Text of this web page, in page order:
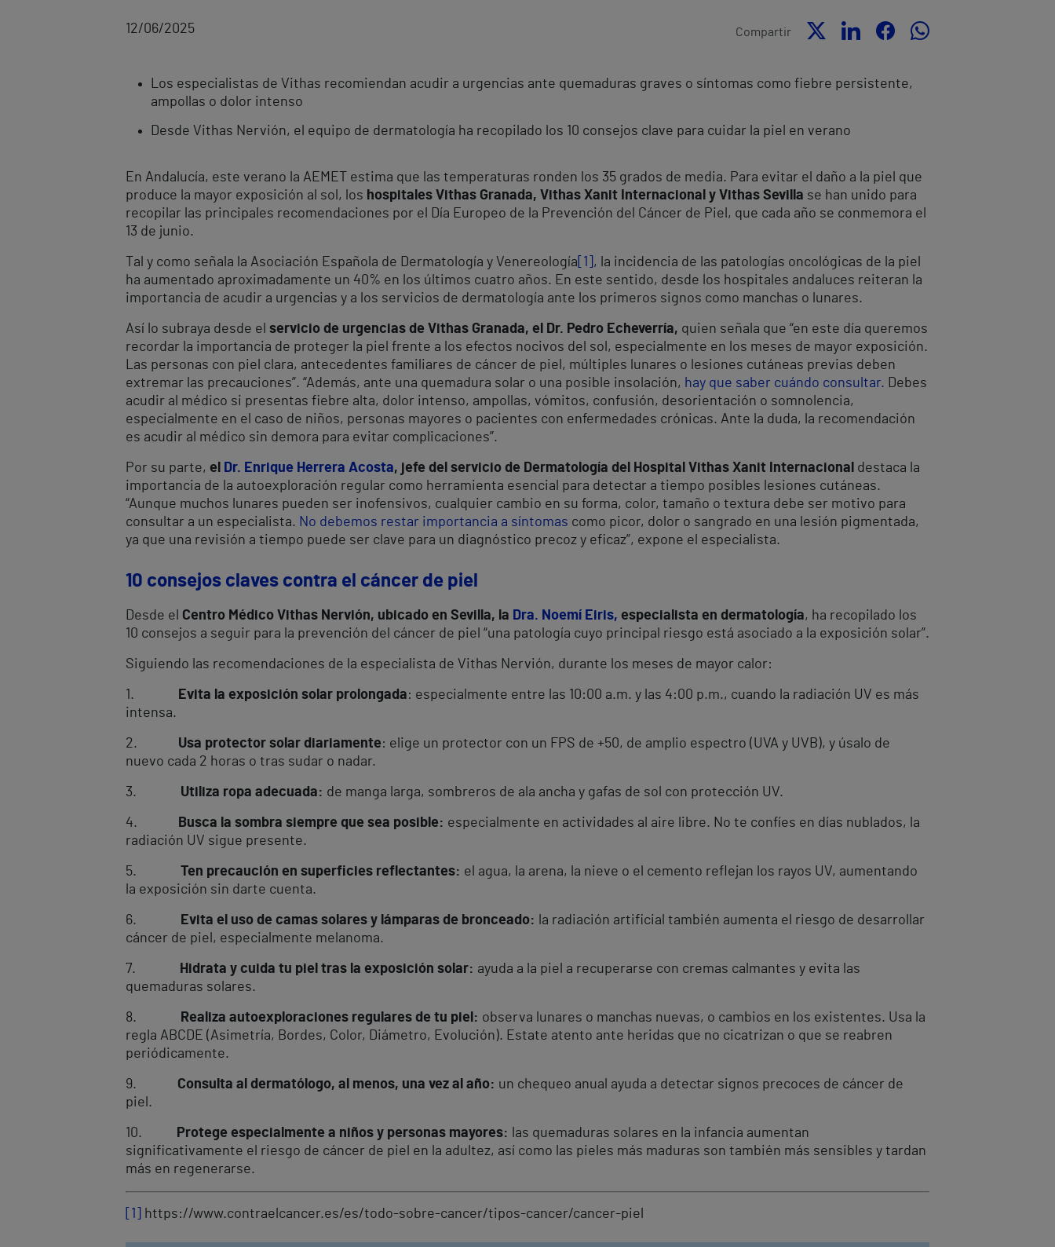
12/06/2025 Compartir
Los especialistas de Vithas recomiendan acudir a urgencias ante quemaduras graves o síntomas como fiebre persistente,
ampollas o dolor intenso
Desde Vithas Nervión, el equipo de dermatología ha recopilado los 10 consejos clave para cuidar la piel en verano
En Andalucía, este verano la AEMET estima que las temperaturas ronden los 35 grados de media. Para evitar el daño a la piel que
produce la mayor exposición al sol, los hospitales Vithas Granada, Vithas Xanit Internacional y Vithas Sevilla se han unido para
recopilar las principales recomendaciones por el Día Europeo de la Prevención del Cáncer de Piel, que cada año se conmemora el
13 de junio.
Tal y como señala la Asociación Española de Dermatología y Venereología [1] , la incidencia de las patologías oncológicas de la piel
ha aumentado aproximadamente un 40% en los últimos cuatro años. En este sentido, desde los hospitales andaluces reiteran la
importancia de acudir a urgencias y a los servicios de dermatología ante los primeros signos como manchas o lunares.
Así lo subraya desde el servicio de urgencias de Vithas Granada, el Dr. Pedro Echeverría, quien señala que “en este día queremos
recordar la importancia de proteger la piel frente a los efectos nocivos del sol, especialmente en los meses de mayor exposición.
Las personas con piel clara, antecedentes familiares de cáncer de piel, múltiples lunares o lesiones cutáneas previas deben
extremar las precauciones”. “Además, ante una quemadura solar o una posible insolación, hay que saber cuándo consultar. Debes
acudir al médico si presentas fiebre alta, dolor intenso, ampollas, vómitos, confusión, desorientación o somnolencia,
especialmente en el caso de niños, personas mayores o pacientes con enfermedades crónicas. Ante la duda, la recomendación
es acudir al médico sin demora para evitar complicaciones”.
Por su parte, el Dr. Enrique Herrera Acosta, jefe del servicio de Dermatología del Hospital Vithas Xanit Internacional destaca la
importancia de la autoexploración regular como herramienta esencial para detectar a tiempo posibles lesiones cutáneas.
“Aunque muchos lunares pueden ser inofensivos, cualquier cambio en su forma, color, tamaño o textura debe ser motivo para
consultar a un especialista. No debemos restar importancia a síntomas como picor, dolor o sangrado en una lesión pigmentada,
ya que una revisión a tiempo puede ser clave para un diagnóstico precoz y eficaz”, expone el especialista.
10 consejos claves contra el cáncer de piel
Desde el Centro Médico Vithas Nervión, ubicado en Sevilla, la Dra. Noemí Eiris, especialista en dermatología, ha recopilado los
10 consejos a seguir para la prevención del cáncer de piel “una patología cuyo principal riesgo está asociado a la exposición solar”.
Siguiendo las recomendaciones de la especialista de Vithas Nervión, durante los meses de mayor calor:
1. Evita la exposición solar prolongada: especialmente entre las 10:00 a.m. y las 4:00 p.m., cuando la radiación UV es más
intensa.
2. Usa protector solar diariamente: elige un protector con un FPS de +50, de amplio espectro (UVA y UVB), y úsalo de
nuevo cada 2 horas o tras sudar o nadar.
3. Utiliza ropa adecuada: de manga larga, sombreros de ala ancha y gafas de sol con protección UV.
4. Busca la sombra siempre que sea posible: especialmente en actividades al aire libre. No te confíes en días nublados, la
radiación UV sigue presente.
5. Ten precaución en superficies reflectantes: el agua, la arena, la nieve o el cemento reflejan los rayos UV, aumentando
la exposición sin darte cuenta.
6. Evita el uso de camas solares y lámparas de bronceado:
la radiación artificial también aumenta el riesgo de desarrollar
cáncer de piel, especialmente melanoma.
7. Hidrata y cuida tu piel tras la exposición solar: ayuda a la piel a recuperarse con cremas calmantes y evita las
quemaduras solares.
8. Realiza autoexploraciones regulares de tu piel: observa lunares o manchas nuevas, o cambios en los existentes. Usa la
regla ABCDE (Asimetría, Bordes, Color, Diámetro, Evolución). Estate atento ante heridas que no cicatrizan o que se reabren
periódicamente.
9. Consulta al dermatólogo, al menos, una vez al año: un chequeo anual ayuda a detectar signos precoces de cáncer de
piel.
10. Protege especialmente a niños y personas mayores:
las quemaduras solares en la infancia aumentan
significativamente el riesgo de cáncer de piel en la adultez, así como las pieles más maduras son también más sensibles y tardan
más en regenerarse.
[1] https://www.contraelcancer.es/es/todo-sobre-cancer/tipos-cancer/cancer-piel